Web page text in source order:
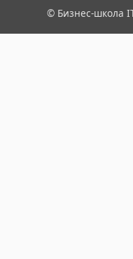
© Бизнес-школа